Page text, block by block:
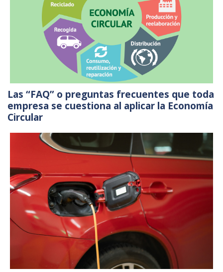
Las “FAQ” o preguntas frecuentes que toda
empresa se cuestiona al aplicar la Economía
Circular